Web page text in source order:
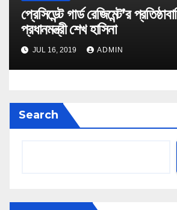
প্রেসিডেন্ট গার্ড রেজিমেন্ট’র প্রতিষ্ঠাবার্ষিকী অনুষ্ঠানে
প্রধানমন্ত্রী শেখ হাসিনা
JUL 16, 2019 ADMIN
Search